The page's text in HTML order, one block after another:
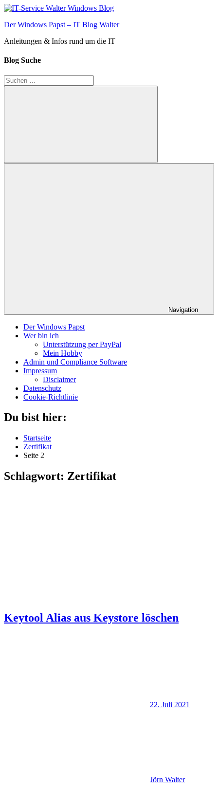
Zum
springen
Der Windows Papst – IT Blog Walter
Anleitungen & Infos rund um die IT
Blog Suche
Suchen
nach:
Suchen
Navigation
Der Windows Papst
Wer bin ich
Unterstützung per PayPal
Mein Hobby
Admin und Compliance Software
Impressum
Disclaimer
Datenschutz
Cookie-Richtlinie
Du bist hier:
Startseite
Zertifikat
Seite 2
Schlagwort: Zertifikat
Keytool Alias aus Keystore löschen
22. Juli 2021
Jörn Walter